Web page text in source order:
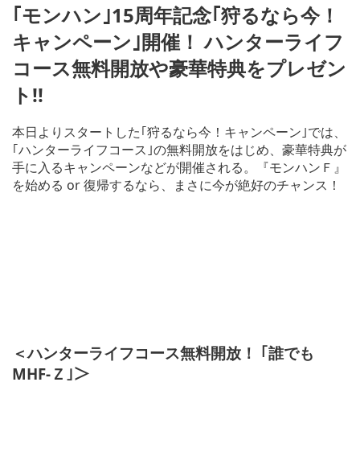
｢モンハン｣15周年記念｢狩るなら今！
キャンペーン｣開催！ ハンターライフ
コース無料開放や豪華特典をプレゼン
ト!!
本日よりスタートした｢狩るなら今！キャンペーン｣では、
｢ハンターライフコース｣の無料開放をはじめ、豪華特典が
手に入るキャンペーンなどが開催される。『モンハンＦ』
を始める or 復帰するなら、まさに今が絶好のチャンス！
＜ハンターライフコース無料開放！ ｢誰でも
MHF-Ｚ｣＞